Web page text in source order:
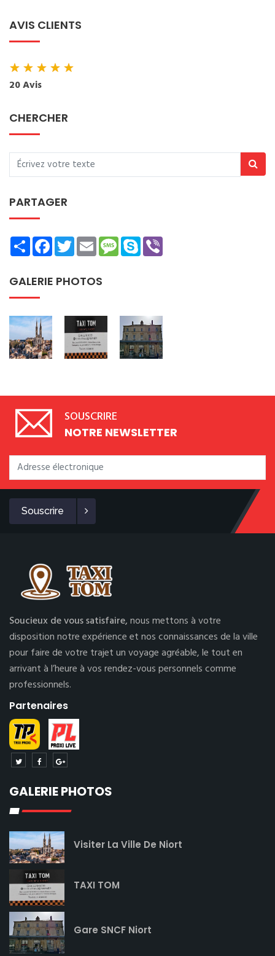
AVIS CLIENTS
★★★★★
20 Avis
CHERCHER
PARTAGER
ShareFacebookTwitterEmailMessage
Skype
GALERIE PHOTOS
SOUSCRIRE
NOTRE NEWSLETTER
Souscrire
Soucieux de vous satisfaire,nous mettons à votre
disposition notre expérience et nos connaissances de la ville
pour faire de votre trajet un voyage agréable, le tout en
arrivant à l’heure à vos rendez-vous personnels comme
professionnels.
Partenaires
GALERIE PHOTOS
Visiter La Ville De Niort
TAXI TOM
Gare SNCF Niort